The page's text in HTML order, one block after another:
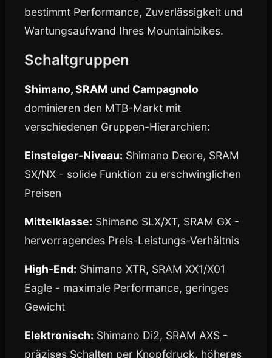
bestimmt Performance, Zuverlässigkeit und
Wartungsaufwand Ihres Mountainbikes.
Schaltgruppen
Shimano, SRAM und Campagnolo
dominieren den MTB-Markt mit
verschiedenen Gruppen-Hierarchien:
Einsteiger-Niveau: Shimano Deore, SRAM
SX/NX - solide Funktion zu erschwinglichen
Preisen
Mittelklasse: Shimano SLX/XT, SRAM GX -
hervorragendes Preis-Leistungs-Verhältnis
High-End: Shimano XTR, SRAM XX1/X01
Eagle - maximale Performance, geringes
Gewicht
Elektronisch: Shimano Di2, SRAM AXS -
präzises Schalten per Knopfdruck, höheres